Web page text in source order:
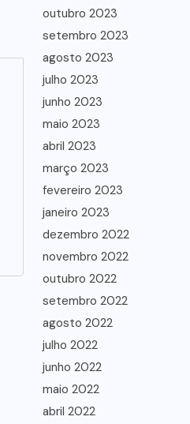
outubro 2023
setembro 2023
agosto 2023
julho 2023
junho 2023
maio 2023
abril 2023
março 2023
fevereiro 2023
janeiro 2023
dezembro 2022
novembro 2022
outubro 2022
setembro 2022
agosto 2022
julho 2022
junho 2022
maio 2022
abril 2022